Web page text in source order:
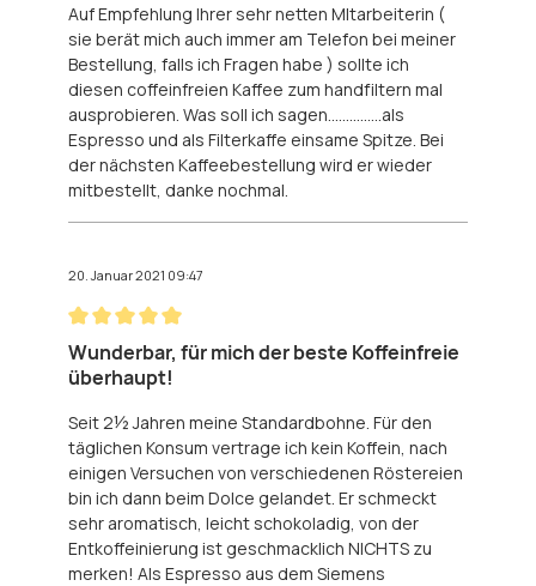
Auf Empfehlung Ihrer sehr netten MItarbeiterin (
sie berät mich auch immer am Telefon bei meiner
Bestellung, falls ich Fragen habe ) sollte ich
diesen coffeinfreien Kaffee zum handfiltern mal
ausprobieren. Was soll ich sagen...............als
Espresso und als Filterkaffe einsame Spitze. Bei
der nächsten Kaffeebestellung wird er wieder
mitbestellt, danke nochmal.
20. Januar 2021 09:47
Bewertung mit 5 von 5 Sternen
Wunderbar, für mich der beste Koffeinfreie
überhaupt!
Seit 2½ Jahren meine Standardbohne. Für den
täglichen Konsum vertrage ich kein Koffein, nach
einigen Versuchen von verschiedenen Röstereien
bin ich dann beim Dolce gelandet. Er schmeckt
sehr aromatisch, leicht schokoladig, von der
Entkoffeinierung ist geschmacklich NICHTS zu
merken! Als Espresso aus dem Siemens